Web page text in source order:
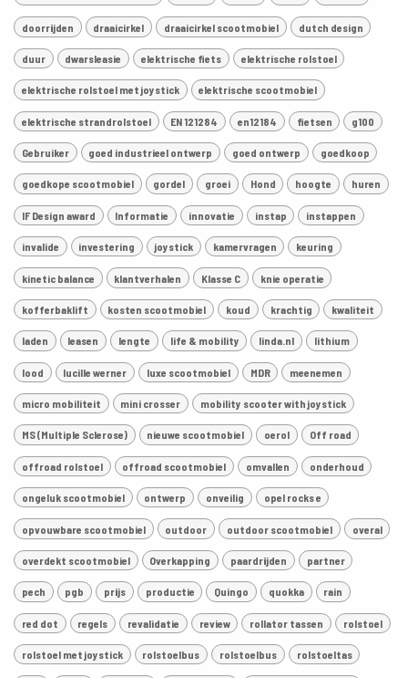
doorrijden draaicirkel draaicirkel scootmobiel dutch design
duur dwarsleasie elektrische fiets elektrische rolstoel
elektrische rolstoel met joystick elektrische scootmobiel
elektrische strandrolstoel EN 121284 en12184 fietsen g100
Gebruiker goed industrieel ontwerp goed ontwerp goedkoop
goedkope scootmobiel gordel groei Hond hoogte huren
IF Design award Informatie innovatie instap instappen
invalide investering joystick kamervragen keuring
kinetic balance klantverhalen Klasse C knie operatie
kofferbaklift kosten scootmobiel koud krachtig kwaliteit
laden leasen lengte life & mobility linda.nl lithium
lood lucille werner luxe scootmobiel MDR meenemen
micro mobiliteit mini crosser mobility scooter with joystick
MS (Multiple Sclerose) nieuwe scootmobiel oerol Off road
offroad rolstoel offroad scootmobiel omvallen onderhoud
ongeluk scootmobiel ontwerp onveilig opel rocks e
opvouwbare scootmobiel outdoor outdoor scootmobiel overal
overdekt scootmobiel Overkapping paardrijden partner
pech pgb prijs productie Quingo quokka rain
red dot regels revalidatie review rollator tassen rolstoel
rolstoel met joystick rolstoelbus rolstoelbus rolstoeltas